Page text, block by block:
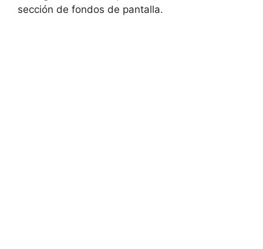
sección de fondos de pantalla.